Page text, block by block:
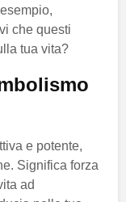
che questi
tua vita?
e potente,
Significa forza
ad